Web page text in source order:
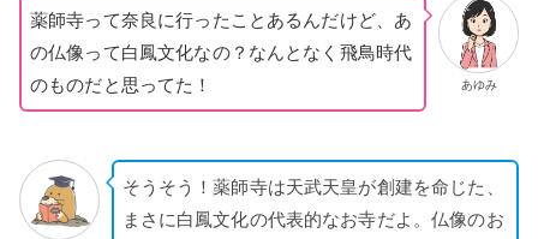
あゆみ
薬師寺って奈良に行ったことあるんだけど、あ
の仏像って白鳳文化なの？なんとなく飛鳥時代
のものだと思ってた！
そうそう！薬師寺は天武天皇が創建を命じた、
まさに白鳳文化の代表的なお寺だよ。仏像のお